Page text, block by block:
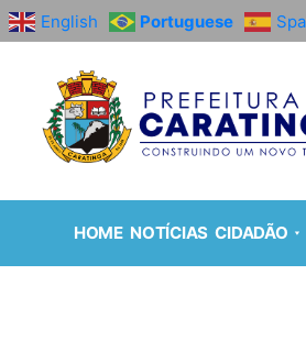
English Portuguese
HOME NOTÍCIAS CIDADÃO